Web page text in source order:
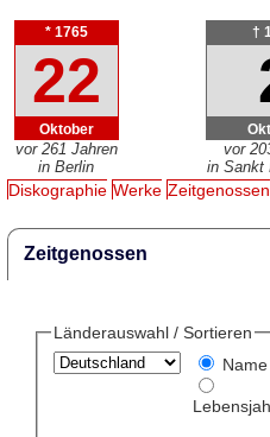
* 1765
22
Oktober
vor 261 Jahren
in Berlin
†
vor
in Sankt
Diskographie Werke Zeitgenossen
Zeitgenossen
Länderauswahl / Sortieren
Name